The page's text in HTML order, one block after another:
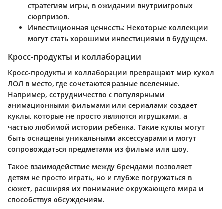
стратегиям игры, в ожидании внутриигровых
сюрпризов.
Инвестиционная ценность: Некоторые коллекции
могут стать хорошими инвестициями в будущем.
Кросс-продукты и коллаборации
Кросс-продукты и коллаборации превращают мир кукол
ЛОЛ в место, где сочетаются разные вселенные.
Например, сотрудничество с популярными
анимационными фильмами или сериалами создает
куклы, которые не просто являются игрушками, а
частью любимой истории ребенка. Такие куклы могут
быть оснащены уникальными аксессуарами и могут
сопровождаться предметами из фильма или шоу.
Такое взаимодействие между брендами позволяет
детям не просто играть, но и глубже погружаться в
сюжет, расширяя их понимание окружающего мира и
способствуя обсуждениям.